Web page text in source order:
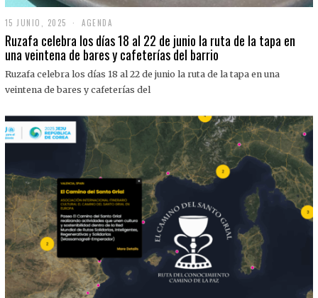
15 JUNIO, 2025
J
U
I
O
0
2
5
AGENDA
Ruzafa celebra los días 18 al 22 de junio la ruta de la tapa en
una veintena de bares y cafeterías del barrio
Ruzafa celebra los días 18 al 22 de junio la ruta de la tapa en una
veintena de bares y cafeterías del